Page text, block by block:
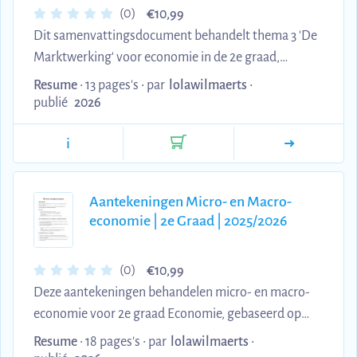
deze samenvatting ...
(0) €10,99
Dit samenvattingsdocument behandelt thema 3 'De
Marktwerking' voor economie in de 2e graad,
gebaseerd op het officiële lesprogramma. De
inhoud omvat vijf niveaus: marktvormen (volkomen
concurrentie, monopolistische concurrentie,
oligopolie, monopolie), prijsvorming, marketing en
marketingstrategie, de marketing-mix, en customer
Pokémon-kaarten, tankstations en
supermarktprijsoorlog. Ideaal voor
examenvoorbereiding: alle kernconcepten zijn ...
Resume • 13 pages's • par lolawilmaerts •
publié 2026
i
Aantekeningen Micro- en Macro-
economie | 2e Graad | 2025/2026
(0) €10,99
Deze aantekeningen behandelen micro- en macro-
economie voor 2e graad Economie, gebaseerd op
een uitgebreide PDF-cursus. De inhoud omvat
Resume • 18 pages's • par lolawilmaerts •